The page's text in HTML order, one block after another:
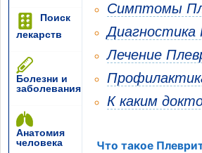
Поиск
лекарств
Болезни и
заболевания
Анатомия
человека
Симптомы
Диагностика
Лечение
К каким
Что такое